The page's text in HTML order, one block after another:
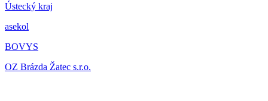
Ústecký kraj
asekol
BOVYS
OZ Brázda Žatec s.r.o.